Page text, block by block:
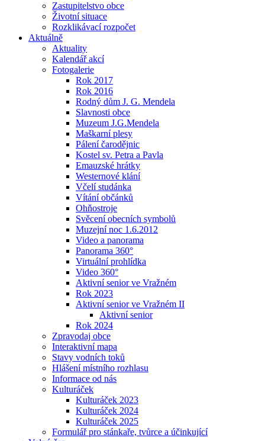
Zastupitelstvo obce
Životní situace
Rozklikávací rozpočet
Aktuálně
Aktuality
Kalendář akcí
Fotogalerie
Rok 2017
Rok 2016
Rodný dům J. G. Mendela
Slavnosti obce
Muzeum J.G.Mendela
Maškarní plesy
Pálení čarodějnic
Kostel sv. Petra a Pavla
Emauzské hrátky
Westernové klání
Včelí studánka
Vítání občánků
Ohňostroje
Svěcení obecních symbolů
Muzejní noc 1.6.2012
Video a panorama
Panorama 360°
Virtuální prohlídka
Video 360°
Aktivní senior ve Vražném
Rok 2023
Aktivní senior ve Vražném II
Aktivní senior
Rok 2024
Zpravodaj obce
Interaktivní mapa
Stavy vodních toků
Hlášení místního rozhlasu
Informace od nás
Kulturáček
Kulturáček 2023
Kulturáček 2024
Kulturáček 2025
Formulář pro stánkaře, tvůrce a účinkující